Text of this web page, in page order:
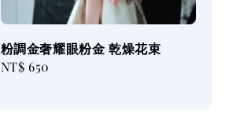
粉調金奢耀眼粉金 乾燥花束
Regular
NT$ 650